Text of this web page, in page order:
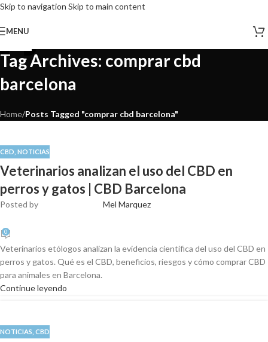
Skip to navigation Skip to main content
MENU
Tag Archives: comprar cbd
barcelona
Home/Posts Tagged "comprar cbd barcelona"
16
CBD NOTICIAS
Veterinarios analizan el uso del CBD en
perros y gatos | CBD Barcelona
Posted by Mel Marquez
0
Veterinarios etólogos analizan la evidencia científica del uso del CBD en
perros y gatos. Qué es el CBD, beneficios, riesgos y cómo comprar CBD
para animales en Barcelona.
Continue leyendo
07
NOTICIAS CBD
12
10
08
05
03
01
29
27